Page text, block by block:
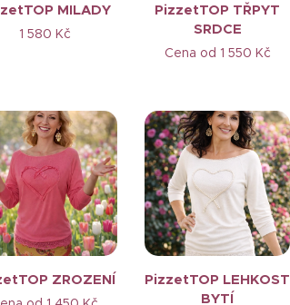
MILADY
1 580 Kč
PizzetTOP TŘPYT
SRDCE
Cena od 1 550 Kč
ZROZENÍ
PizzetTOP LEHKOST
BYTÍ